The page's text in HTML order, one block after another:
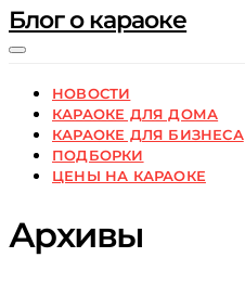
Блог о караоке
НОВОСТИ
КАРАОКЕ ДЛЯ ДОМА
КАРАОКЕ ДЛЯ БИЗНЕСА
ПОДБОРКИ
ЦЕНЫ НА КАРАОКЕ
Архивы